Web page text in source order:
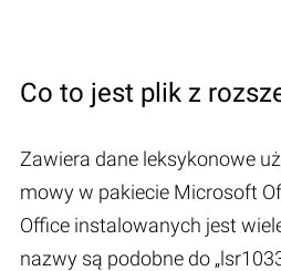
Co to jest plik z
Zawiera dane leksykonowe
mowy w pakiecie Microsoft
Office instalowanych jest
nazwy są podobne do